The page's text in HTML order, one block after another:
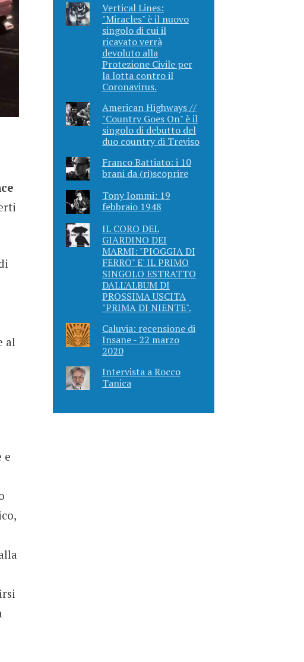
al
e
Vertical Lines:
"Miracles" è il nuovo
singolo di cui il
ricavato verrà
devoluto alla
Protezione Civile per
la lotta contro il
Coronavirus.
American Highways //
"Country Goes On" è il
singolo di debutto del
duo country di Treviso
Franco Battiato: i 10
brani da (ri)scoprire
Tony Iommi: 19
febbraio 1948
IL CORO DEL
GIARDINO DEI
MARMI: "PIOGGIA DI
FERRO" E' IL PRIMO
SINGOLO ESTRATTO
DALL'ALBUM DI
PROSSIMA USCITA
"PRIMA DI NIENTE".
Caluvia: recensione di
Insane - 22 marzo
2020
Intervista a Rocco
Tanica